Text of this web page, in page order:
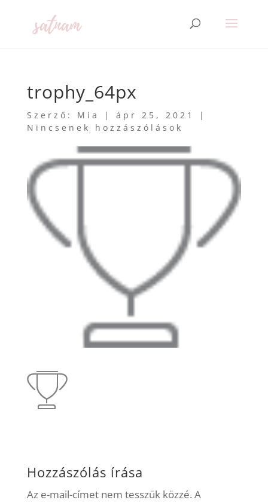
trophy_64px
Szerző: Mia | ápr 25, 2021
|
Nincsenek hozzászólások
Hozzászólás írása
Az e-mail-címet nem tesszük közzé. A